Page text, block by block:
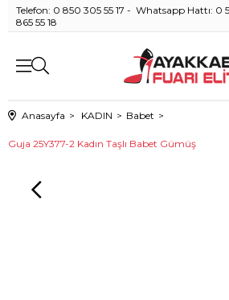
Telefon: 0 850 305 55 17 - Whatsapp Hattı: 0
865 55 18
Anasayfa KADIN Babet
Guja 25Y377-2 Kadın Taşlı Babet Gümüş